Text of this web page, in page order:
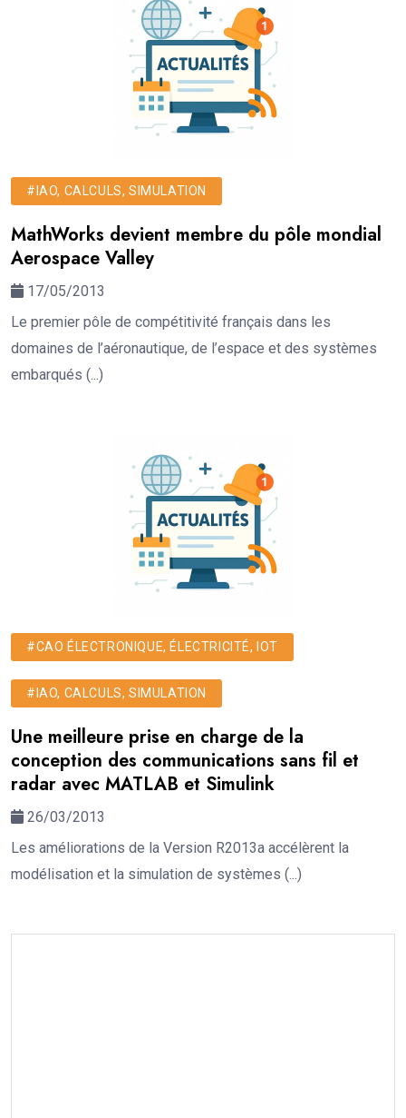
#IAO, CALCULS, SIMULATION
MathWorks devient membre du pôle mondial
Aerospace Valley
17/05/2013
Le premier pôle de compétitivité français dans les
domaines de l’aéronautique, de l’espace et des systèmes
embarqués (...)
#CAO ÉLECTRONIQUE, ÉLECTRICITÉ, IOT
#IAO, CALCULS, SIMULATION
Une meilleure prise en charge de la
conception des communications sans fil et
radar avec MATLAB et Simulink
26/03/2013
Les améliorations de la Version R2013a accélèrent la
modélisation et la simulation de systèmes (...)